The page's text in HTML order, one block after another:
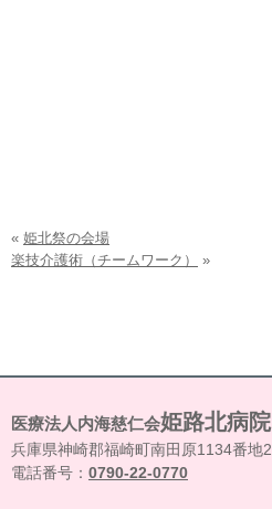
« 姫北祭の会場
楽技介護術（チームワーク）
»
医療法人内海慈仁会姫路北病院
兵庫県神崎郡福崎町南田原1134番地2
電話番号： 0790-22-0770